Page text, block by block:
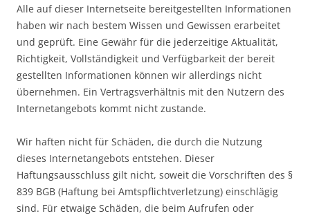
Alle auf dieser Internetseite bereitgestellten Informationen
haben wir nach bestem Wissen und Gewissen erarbeitet
und geprüft. Eine Gewähr für die jederzeitige Aktualität,
Richtigkeit, Vollständigkeit und Verfügbarkeit der bereit
gestellten Informationen können wir allerdings nicht
übernehmen. Ein Vertragsverhältnis mit den Nutzern des
Internetangebots kommt nicht zustande.
Wir haften nicht für Schäden, die durch die Nutzung
dieses Internetangebots entstehen. Dieser
Haftungsausschluss gilt nicht, soweit die Vorschriften des §
839 BGB (Haftung bei Amtspflichtverletzung) einschlägig
sind. Für etwaige Schäden, die beim Aufrufen oder